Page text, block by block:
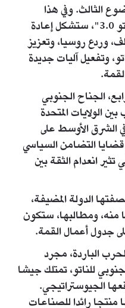
الثالث. وفي هذا
الإطار، ومن خلال نقاشات "الناتو 3.0"، ستشكل إعادة
وردع روسيا، وتعزيز
وتفعيل آليات جديدة
الجناح الجنوبي
الولايات المتحدة
الشرق الأوسط على
قضايا التضامن السياسي
تثير انعدام الثقة بين
الدولة المضيفة،
منه، ومطالبها، ستكون
جدول أعمال القمة.
الباردة، مجرد
للناتو، تمتلك جيشا
الجيوستراتيجي.
منتجا رائدا للصناعات